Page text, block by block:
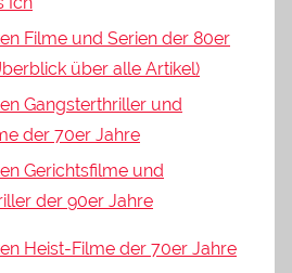
Filme und Serien der 80er
über alle Artikel)
Gangsterthriller und
der 70er Jahre
Gerichtsfilme und
der 90er Jahre
Heist-Filme der 70er Jahre